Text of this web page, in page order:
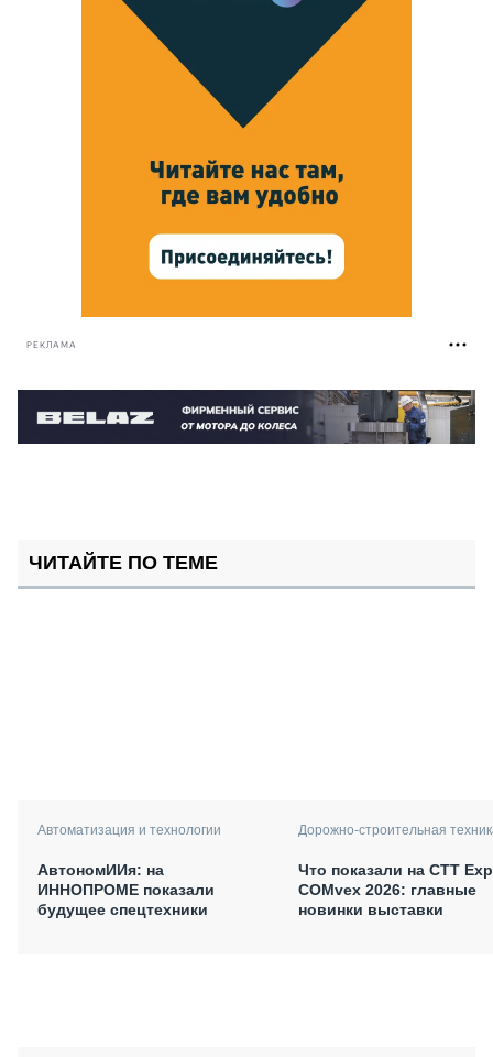
РЕКЛАМА
ЧИТАЙТЕ ПО ТЕМЕ
Автоматизация и технологии
АвтономИИя: на
ИННОПРОМЕ показали
будущее спецтехники
Дорожно-строительная
Что показали на CTT
COMvex 2026: главные
новинки выставки